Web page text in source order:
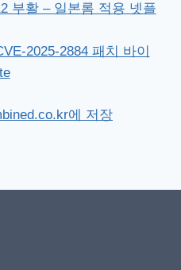
부활 – 일본롬 적용 넷플
2025-2884 패치 바이